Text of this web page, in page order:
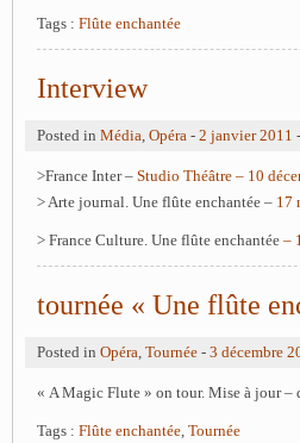
Tags : Flûte enchantée
Interview
Posted in Média Opéra - 2 janvier 2011
>France Inter – Studio Théâtre – 10
> Arte journal. Une flûte enchantée – 17
> France Culture. Une flûte enchantée –
tournée « Une flûte
Posted in Opéra Tournée - 3 décembre
« A Magic Flute » on tour. Mise à jour –
Tags : Flûte enchantée Tournée